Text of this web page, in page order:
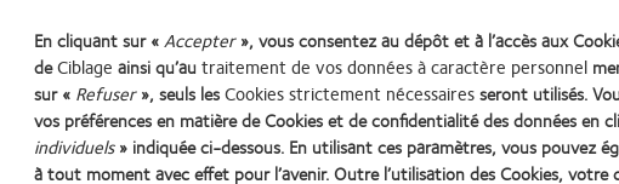
Learn
more
about
Récompense
Learn
more
about
Contact
Learn
more
about
2012
Learn
more
about
2011
Learn
more
about
ODMA
Learn
more
about
2012
Practitioner Home Contact Conditions d'utilisation Cookies
En cliquant sur «Accepter», vous consentez au dépôt et à l’accès aux
deCiblage ainsi qu’autraitement de vos données à caractère personnel
sur « Refuser», seuls lesCookies strictement nécessairesseront utilisés.
vos préférences en matière de Cookies et de confidentialité des données en
individuels» indiquée ci-dessous. En utilisant ces paramètres, vous pouvez
à tout moment avec effet pour l’avenir. Outre l’utilisation des Cookies,